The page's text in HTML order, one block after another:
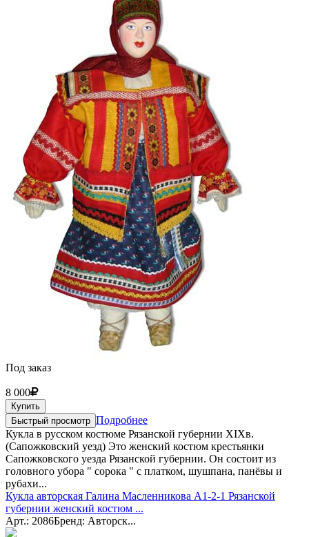
Под заказ
8 000
Купить
Быстрый просмотр Подробнее
Кукла в русском костюме Рязанской губернии XIXв.
(Сапожковский уезд) Это женский костюм крестьянки
Сапожковского уезда Рязанской губернии. Он состоит из
головного убора " сорока " c платком, шушпана, панёвы и
рубахи...
Кукла авторская Галина Масленникова А1-2-1 Рязанской
губернии женский костюм ...
Арт.: 2086Бренд: Авторск...